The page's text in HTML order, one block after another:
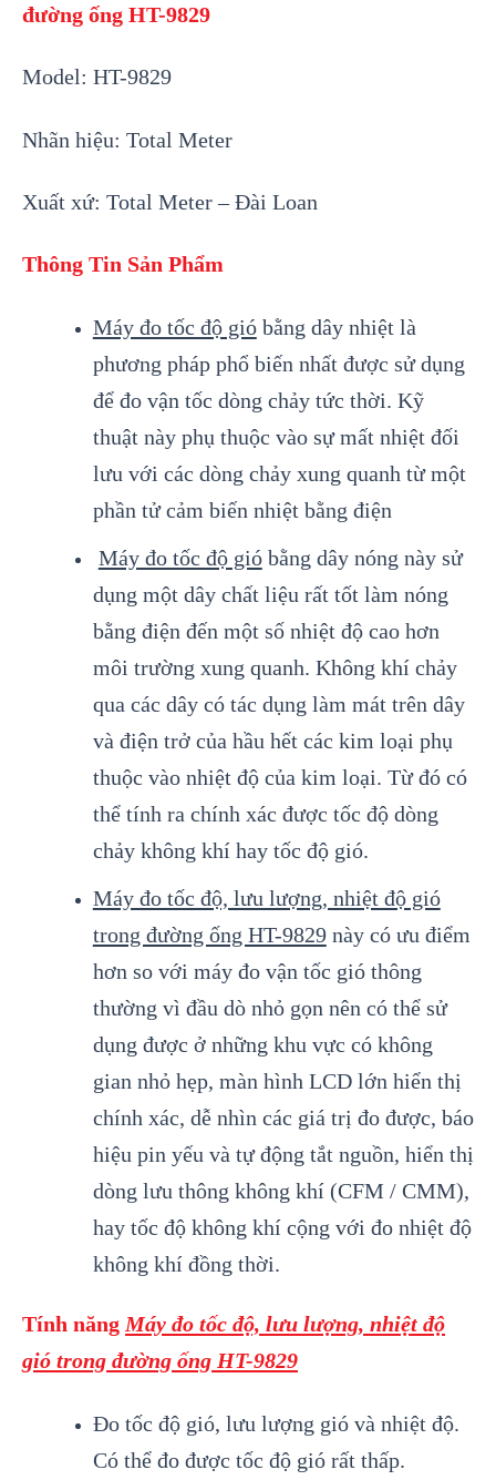
đường ống HT-9829
Model: HT-9829
Nhãn hiệu: Total Meter
Xuất xứ: Total Meter – Đài Loan
Thông Tin Sản Phẩm
Máy đo tốc độ gióbằng dây nhiệt là
phương pháp phổ biến nhất được sử dụng
để đo vận tốc dòng chảy tức thời. Kỹ
thuật này phụ thuộc vào sự mất nhiệt đối
lưu với các dòng chảy xung quanh từ một
phần tử cảm biến nhiệt bằng điện
Máy đo tốc độ gióbằng dây nóng này sử
dụng một dây chất liệu rất tốt làm nóng
bằng điện đến một số nhiệt độ cao hơn
môi trường xung quanh. Không khí chảy
qua các dây có tác dụng làm mát trên dây
và điện trở của hầu hết các kim loại phụ
thuộc vào nhiệt độ của kim loại. Từ đó có
thể tính ra chính xác được tốc độ dòng
chảy không khí hay tốc độ gió.
Máy đo tốc độ, lưu lượng, nhiệt độ gió
trong đường ống HT-9829này có ưu điểm
hơn so với máy đo vận tốc gió thông
thường vì đầu dò nhỏ gọn nên có thể sử
dụng được ở những khu vực có không
gian nhỏ hẹp, màn hình LCD lớn hiển thị
chính xác, dễ nhìn các giá trị đo được, báo
hiệu pin yếu và tự động tắt nguồn, hiển thị
dòng lưu thông không khí (CFM / CMM),
hay tốc độ không khí cộng với đo nhiệt độ
không khí đồng thời.
Tính năng Máy đo tốc độ, lưu lượng, nhiệt độ
gió trong đường ống HT-9829
Đo tốc độ gió, lưu lượng gió và nhiệt độ.
Có thể đo được tốc độ gió rất thấp.